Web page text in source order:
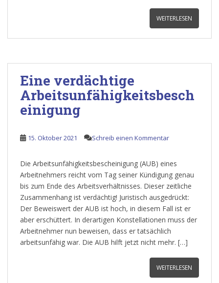
WEITERLESEN
Eine verdächtige
Arbeitsunfähigkeitsbesch
einigung
15. Oktober 2021 Schreib einen Kommentar
Die Arbeitsunfähigkeitsbescheinigung (AUB) eines
Arbeitnehmers reicht vom Tag seiner Kündigung genau
bis zum Ende des Arbeitsverhältnisses. Dieser zeitliche
Zusammenhang ist verdächtig! Juristisch ausgedrückt:
Der Beweiswert der AUB ist hoch, in diesem Fall ist er
aber erschüttert. In derartigen Konstellationen muss der
Arbeitnehmer nun beweisen, dass er tatsächlich
arbeitsunfähig war. Die AUB hilft jetzt nicht mehr. […]
WEITERLESEN